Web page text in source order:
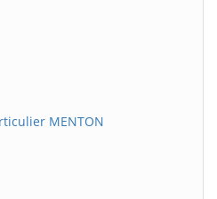
MENTON